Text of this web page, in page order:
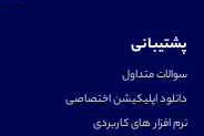
پشتیبانی
سوالات متداول
دانلود اپلیکیشن اختصاصی
نرم افزار های کاربردی